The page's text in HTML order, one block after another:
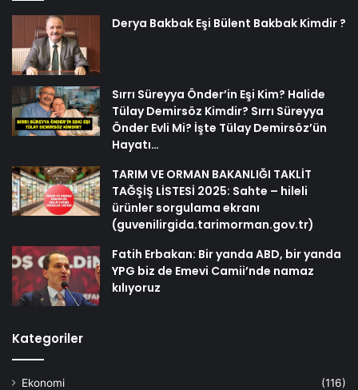
Derya Bakbak Eşi Bülent Bakbak Kimdir ?
Sırrı Süreyya Önder’in Eşi Kim? Halide
Tülay Demirsöz Kimdir? Sırrı Süreyya
Önder Evli Mi? İşte Tülay Demirsöz’ün
Hayatı…
TARIM VE ORMAN BAKANLIĞI TAKLİT
TAĞŞİŞ LİSTESİ 2025: Sahte – hileli
ürünler sorgulama ekranı
(guvenilirgida.tarimorman.gov.tr)
Fatih Erbakan: Bir yanda ABD, bir yanda
YPG biz de Emevi Camii’nde namaz
kılıyoruz
Kategoriler
Ekonomi
(116)